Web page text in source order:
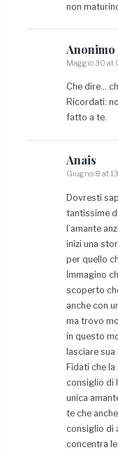
non
Anonimo
Maggio 30 at
Che dire…
Ricordati:
fatto a te.
Anais
Giugno 8 at
Dovresti
tantissime
l’amante
inizi una
per quello
Immagino
scoperto
anche con
ma trovo
in questo
lasciare sua
Fidati che
consiglio di
unica
te che
consiglio di
concentra